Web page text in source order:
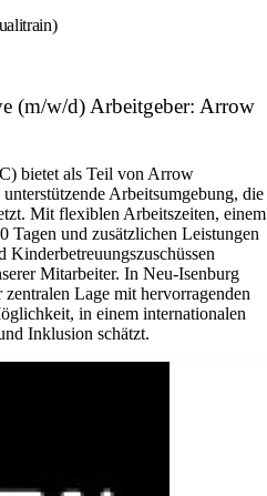
(m/w/d) Arbeitgeber: Arrow
bietet als Teil von Arrow
Arbeitsumgebung, die
Mit flexiblen Arbeitszeiten, einem
Tagen und zusätzlichen Leistungen
Kinderbetreuungszuschüssen
Mitarbeiter. In Neu-Isenburg
Lage mit hervorragenden
in einem internationalen
Inklusion schätzt.